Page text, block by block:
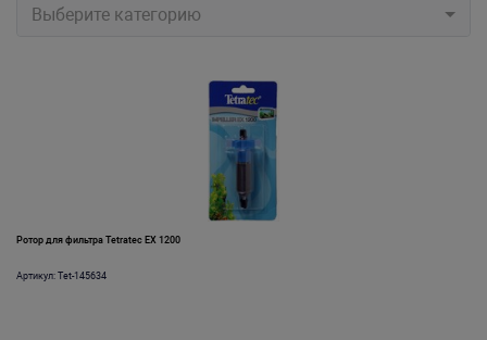
Выберите категорию
Ротор для фильтра Tetratec EX 1200
Артикул: Tet-145634